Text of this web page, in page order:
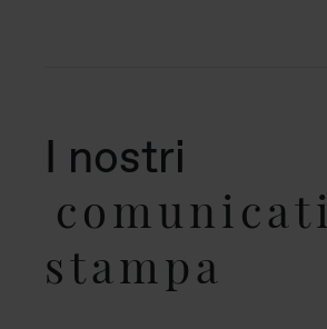
I nostri
comunicati
stampa